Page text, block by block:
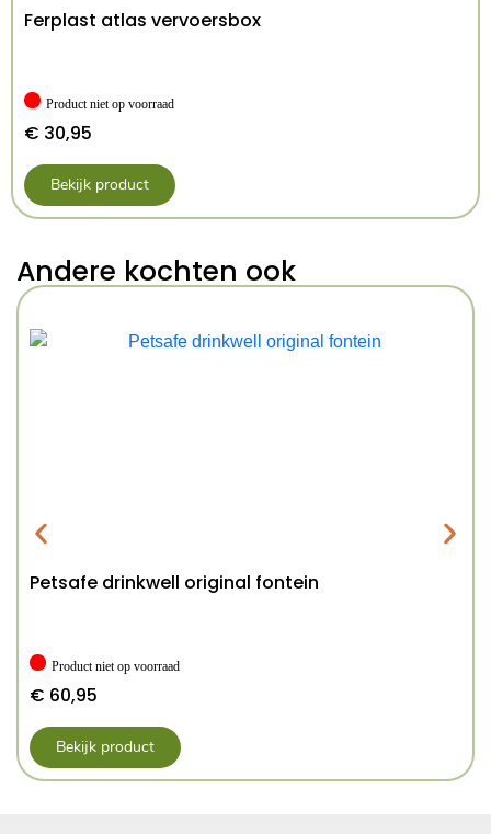
Ferplast atlas vervoersbox
Product niet op voorraad
€ 30,95
Bekijk product
Andere kochten ook
Petsafe drinkwell original fontein
Product niet op voorraad
€ 60,95
Bekijk product